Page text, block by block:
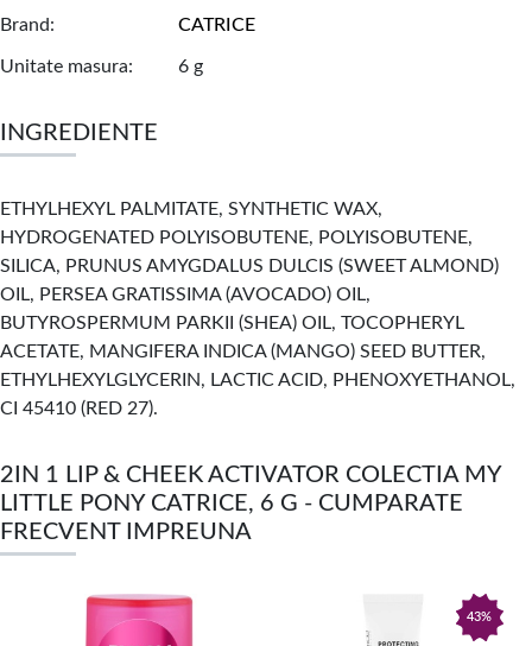
Brand CATRICE
Unitate masura 6 g
INGREDIENTE
ETHYLHEXYL PALMITATE, SYNTHETIC WAX,
HYDROGENATED POLYISOBUTENE, POLYISOBUTENE,
SILICA, PRUNUS AMYGDALUS DULCIS (SWEET ALMOND)
OIL, PERSEA GRATISSIMA (AVOCADO) OIL,
BUTYROSPERMUM PARKII (SHEA) OIL, TOCOPHERYL
ACETATE, MANGIFERA INDICA (MANGO) SEED BUTTER,
ETHYLHEXYLGLYCERIN, LACTIC ACID, PHENOXYETHANOL,
CI 45410 (RED 27).
2IN 1 LIP & CHEEK ACTIVATOR COLECTIA MY
LITTLE PONY CATRICE, 6 G - CUMPARATE
FRECVENT IMPREUNA
43%